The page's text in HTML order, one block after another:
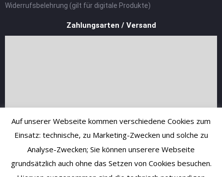
Widerrufsbelehrung (gilt für digitale Produkte)
Zahlungsarten / Versand
Auf unserer Webseite kommen verschiedene Cookies zum
Einsatz: technische, zu Marketing-Zwecken und solche zu
Analyse-Zwecken; Sie können unserere Webseite
grundsätzlich auch ohne das Setzen von Cookies besuchen.